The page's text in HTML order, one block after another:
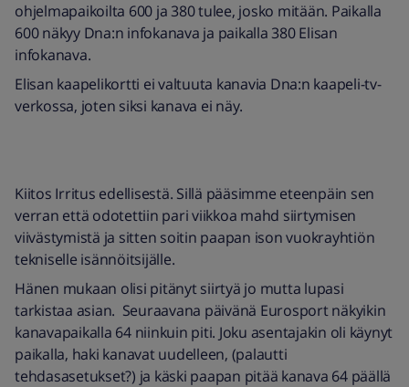
ohjelmapaikoilta 600 ja 380 tulee, josko mitään. Paikalla
600 näkyy Dna:n infokanava ja paikalla 380 Elisan
infokanava.
Elisan kaapelikortti ei valtuuta kanavia Dna:n kaapeli-tv-
verkossa, joten siksi kanava ei näy.
Kiitos Irritus edellisestä. Sillä pääsimme eteenpäin sen
verran että odotettiin pari viikkoa mahd siirtymisen
viivästymistä ja sitten soitin paapan ison vuokrayhtiön
tekniselle isännöitsijälle.
Hänen mukaan olisi pitänyt siirtyä jo mutta lupasi
tarkistaa asian. Seuraavana päivänä Eurosport näkyikin
kanavapaikalla 64 niinkuin piti. Joku asentajakin oli käynyt
paikalla, haki kanavat uudelleen, (palautti
tehdasasetukset?) ja käski paapan pitää kanava 64 päällä